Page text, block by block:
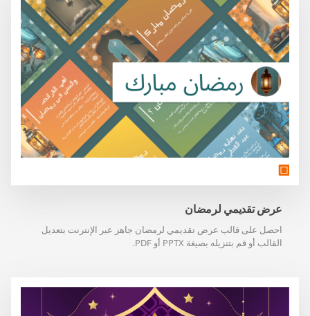
عرض تقديمي لرمضان
احصل على قالب عرض تقديمي لرمضان جاهز عبر الإنترنت بتعديل
القالب أو قم بتنزيله بصيغة PPTX أو PDF.